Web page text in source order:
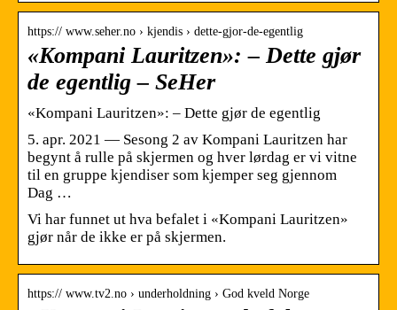
https:// www.seher.no › kjendis › dette-gjor-de-egentlig
«Kompani Lauritzen»: – Dette gjør
de egentlig – SeHer
«Kompani Lauritzen»: – Dette gjør de egentlig
5. apr. 2021 — Sesong 2 av Kompani Lauritzen har
begynt å rulle på skjermen og hver lørdag er vi vitne
til en gruppe kjendiser som kjemper seg gjennom
Dag …
Vi har funnet ut hva befalet i «Kompani Lauritzen»
gjør når de ikke er på skjermen.
https:// www.tv2.no › underholdning › God kveld Norge